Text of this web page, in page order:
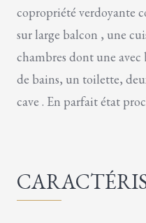
copropriété verdoyante
sur large balcon , une
chambres dont une
de bains, un toilette,
cave . En parfait état